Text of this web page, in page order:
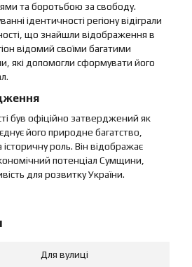
та боротьбою за свободу.
ідентичності регіону відіграли
що знайшли відображення в
відомий своїми багатими
які допомогли сформувати його
був офіційно затверджений як
його природне багатство,
роль. Він відображає
потенціал Сумщини,
для розвитку України.
Для вулиці